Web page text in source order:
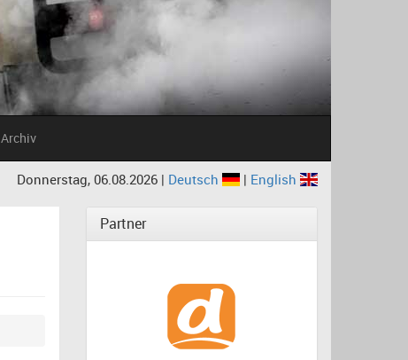
Archiv
Donnerstag, 06.08.2026 | Deutsch | English
Partner